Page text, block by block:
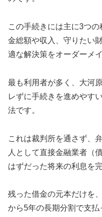
この手続きには主に3つ
金総額や収入、守りたい
適な解決策をオーダーメ
最も利用者が多く、大河
レずに手続きを進めやす
法です。
これは裁判所を通さず、
人として直接金融業者（
はずだった将来の利息を
残った借金の元本だけを
から5年の長期分割で支